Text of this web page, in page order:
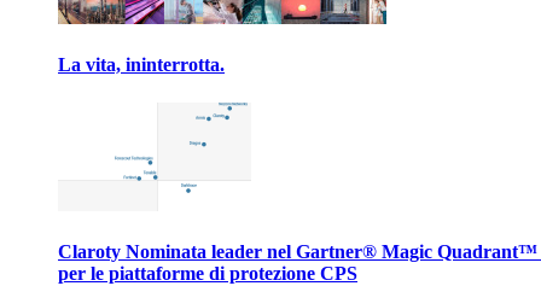
La vita, ininterrotta.
Claroty Nominata leader nel Gartner® Magic Quadrant™
per le piattaforme di protezione CPS